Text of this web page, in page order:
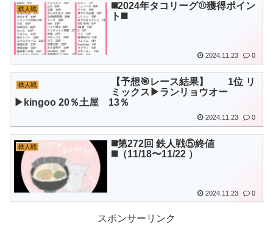
鉄人戦
◼️2024年タコリーグ⚾️獲得ポイン
ト◼️
2024.11.23 0
鉄人戦
【予想🎯レース結果】 1位 リ
ミックス▶︎ランリョウオー
▶︎kingoo 20％土屋 13％
2024.11.23 0
鉄人戦
◼️第272回 鉄人戦⑤終値
◼️（11/18〜11/22 ）
2024.11.23 0
スポンサーリンク